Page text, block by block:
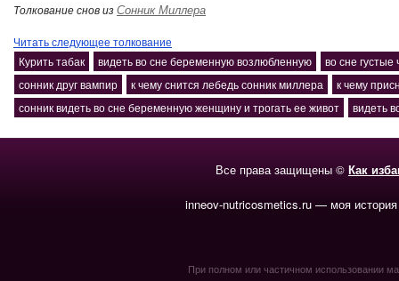
Толкование снов изСонник Миллера
Читать следующее толкование
Курить табак
видеть во сне беременную возлюбленную
во сне
сонник друг вампир
к чему снится лебедь сонник миллера
к чему
сонник видеть во сне беременную женщину и трогать ее живот
видеть
Все права защищены © Как
inneov-nutricosmetics.ru — моя
При полном или частичном использовании